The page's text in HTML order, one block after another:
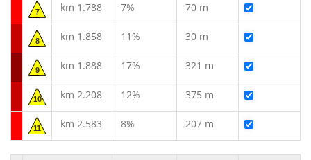
7 km 1.788 7% 70 m
8 km 1.858 11% 30 m
9 km 1.888 17% 321 m
10 km 2.208 12% 375 m
11 km 2.583 8% 207 m